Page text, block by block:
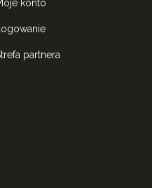
moje konto
logowanie
strefa partnera